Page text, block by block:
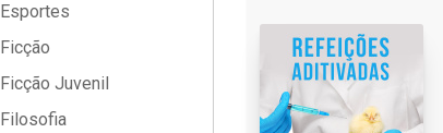
Esportes
Ficção
Ficção Juvenil
Filosofia